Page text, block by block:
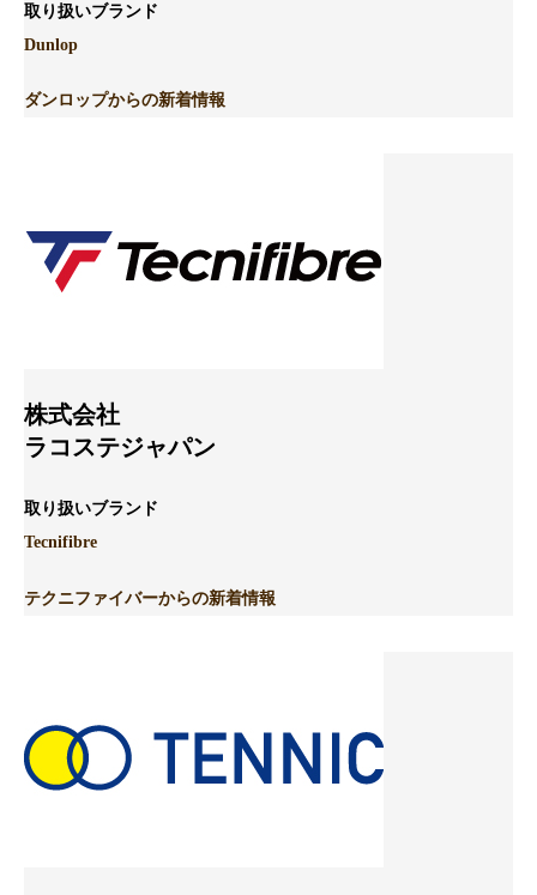
取り扱いブランド
Dunlop
ダンロップからの新着情報
株式会社
ラコステジャパン
取り扱いブランド
Tecnifibre
テクニファイバーからの新着情報